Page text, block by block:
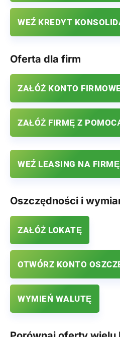
WEŹ KREDYT
Oferta dla firm
ZAŁÓŻ KONTO
ZAŁÓŻ FIRMĘ Z
WEŹ LEASING NA FIRMĘ
Oszczędności i
ZAŁÓŻ LOKATĘ
OTWÓRZ KONTO
WYMIEŃ WALUTĘ